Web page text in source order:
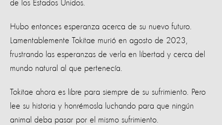
de los Estados Unidos.
Hubo entonces esperanza acerca de su nuevo futuro.
Lamentablemente Tokitae murió en agosto de 2023,
frustrando las esperanzas de verla en libertad y cerca del
mundo natural al que pertenecía.
Tokitae ahora es libre para siempre de su sufrimiento. Pero
lee su historia y honrémosla luchando para que ningún
animal deba pasar por el mismo sufrimiento.